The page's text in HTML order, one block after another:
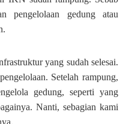
pengelolaan gedung atau
yang sudah selesai.
Setelah rampung,
gedung, seperti yang
Nanti, sebagian kami